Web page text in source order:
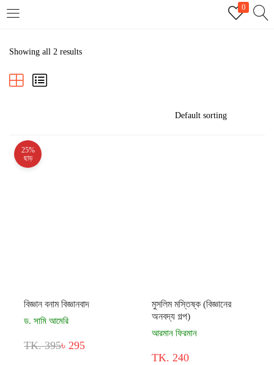
0
REGISTER
Showing all 2 results
25%
ছাড়
বিজ্ঞান বনাম বিজ্ঞানবাদ
ড. সামি আমেরি
TK. 395৳ 295
মুসলিম মস্তিষ্ক (বিজ্ঞানের
অনবদ্য গল্প)
আরমান ফিরমান
TK. 240